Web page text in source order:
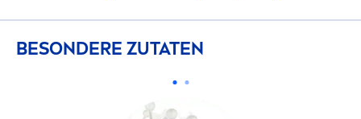
BESONDERE ZUTATEN